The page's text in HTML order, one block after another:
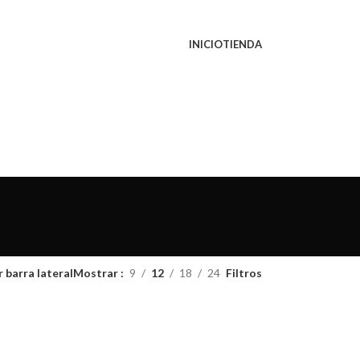
INICIOTIENDA
barra lateralMostrar 9 12 18 24 Filtros